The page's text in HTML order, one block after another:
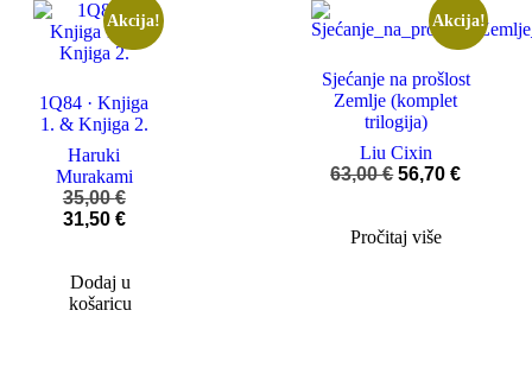
Akcija!
1Q84 · Knjiga
1. & Knjiga 2.
Haruki
Murakami
35,00€
31,50 €
Dodaj u
košaricu
Akcija!
Sjećanje na prošlost
Zemlje (komplet
trilogija)
Liu Cixin
63,00€ 56,70€
Pročitaj više